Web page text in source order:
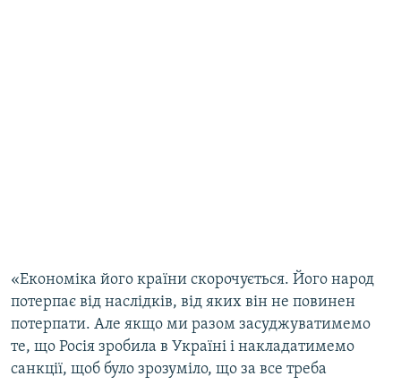
«Економіка його країни скорочується. Його народ
потерпає від наслідків, від яких він не повинен
потерпати. Але якщо ми разом засуджуватимемо
те, що Росія зробила в Україні і накладатимемо
санкції, щоб було зрозуміло, що за все треба